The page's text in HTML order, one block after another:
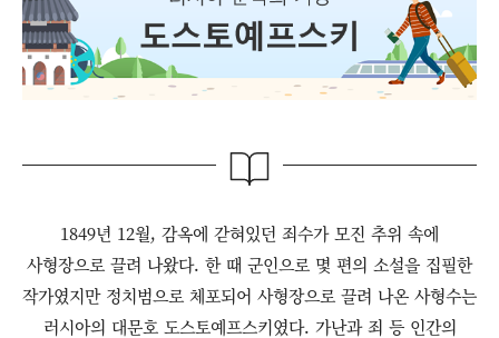
1849년 12월, 감옥에 갇혀있던 죄수가 모진 추위 속에
사형장으로 끌려 나왔다. 한 때 군인으로 몇 편의 소설을 집필한
작가였지만 정치범으로 체포되어 사형장으로 끌려 나온 사형수는
러시아의 대문호 도스토예프스키였다. 가난과 죄 등 인간의